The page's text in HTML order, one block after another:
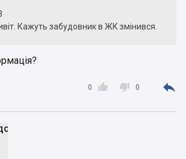
Кажуть забудовник в ЖК змінився.

0  0 